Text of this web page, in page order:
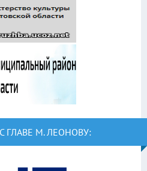
ГЛАВЕ М. ЛЕОНОВУ: